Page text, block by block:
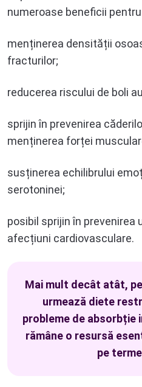
numeroase beneficii
menținerea densității
fracturilor;
reducerea riscului de boli
sprijin în prevenirea
menținerea forței
susținerea echilibrului
serotoninei;
posibil sprijin în prevenirea
afecțiuni cardiovasculare.
Mai mult decât atât,
urmează diete
probleme de absorbție
rămâne o resursă
pe